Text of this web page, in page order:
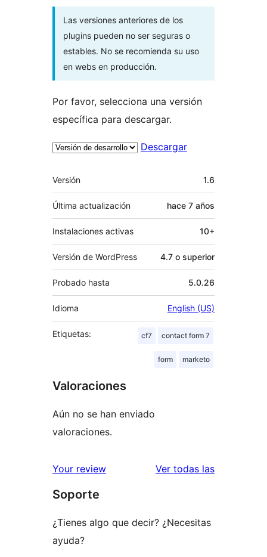
Las versiones anteriores de los
plugins pueden no ser seguras o
estables. No se recomienda su uso
en webs en producción.
Por favor, selecciona una versión
específica para descargar.
Descargar
Meta
Versión 1.6
Última actualización hace 7 años
Instalaciones activas 10+
Versión de WordPress 4.7 o superior
Probado hasta 5.0.26
Idioma English (US)
Etiquetas: cf7 contact form 7
form marketo
Valoraciones
Aún no se han enviado
valoraciones.
Your review Ver todas las
Soporte
¿Tienes algo que decir? ¿Necesitas
ayuda?